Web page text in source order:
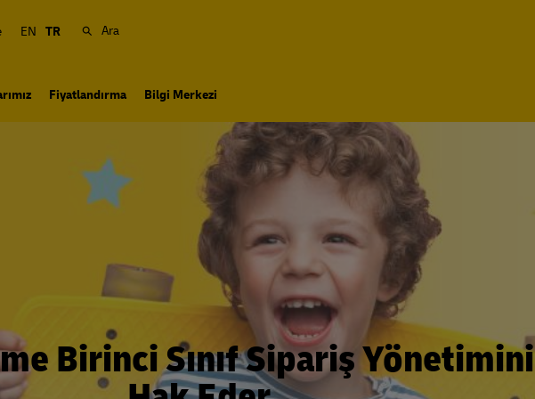
EN TR Ara
Fiyatlandırma Bilgi Merkezi
Birinci Sınıf Sipariş Yönetimini